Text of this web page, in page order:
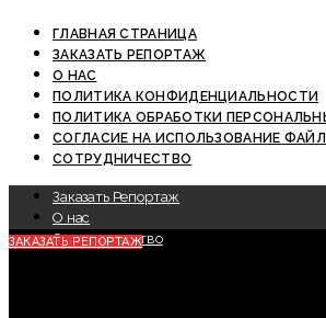
ГЛАВНАЯ СТРАНИЦА
ЗАКАЗАТЬ РЕПОРТАЖ
О НАС
ПОЛИТИКА КОНФИДЕНЦИАЛЬНОСТИ
ПОЛИТИКА ОБРАБОТКИ
СОГЛАСИЕ НА ИСПОЛЬЗОВАНИЕ
СОТРУДНИЧЕСТВО
Заказать Репортаж
О нас
Сотрудничество
ЗАКАЗАТЬ РЕПОРТАЖ